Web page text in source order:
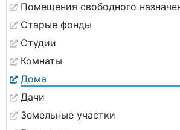
Помещения свободного
Старые фонды
Студии
Комнаты
Дома
Дачи
Земельные участки